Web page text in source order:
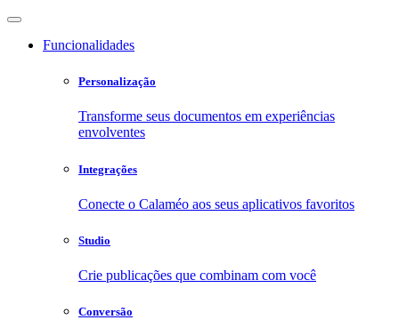
Funcionalidades
Personalização
Transforme seus documentos em experiências
envolventes
Integrações
Conecte o Calaméo aos seus aplicativos favoritos
Studio
Crie publicações que combinam com você
Conversão